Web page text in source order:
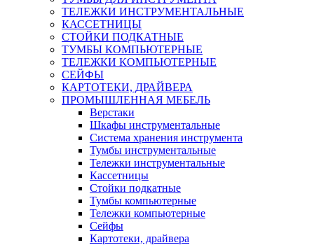
ТЕЛЕЖКИ ИНСТРУМЕНТАЛЬНЫЕ
КАССЕТНИЦЫ
СТОЙКИ ПОДКАТНЫЕ
ТУМБЫ КОМПЬЮТЕРНЫЕ
ТЕЛЕЖКИ КОМПЬЮТЕРНЫЕ
СЕЙФЫ
КАРТОТЕКИ, ДРАЙВЕРА
ПРОМЫШЛЕННАЯ МЕБЕЛЬ
Верстаки
Шкафы инструментальные
Система хранения инструмента
Тумбы инструментальные
Тележки инструментальные
Кассетницы
Стойки подкатные
Тумбы компьютерные
Тележки компьютерные
Сейфы
Картотеки, драйвера